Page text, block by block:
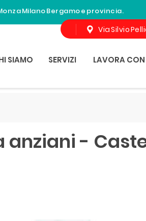
Milano Bergamo e provincia.
Via Silvio
SIAMO SERVIZI LAVORA
-